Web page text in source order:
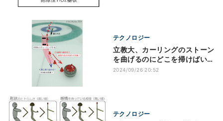
テクノロジー
立教大、カーリングのストーン
を曲げるのにどこを掃けばいい
のかを解明
2024/09/26 20:52
テクノロジー